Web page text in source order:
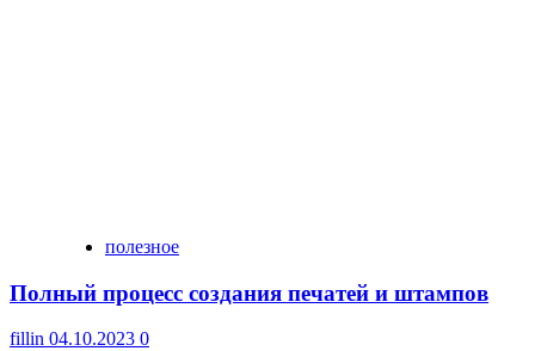
полезное
Полный процесс создания печатей и штампов
fillin 04.10.2023 0